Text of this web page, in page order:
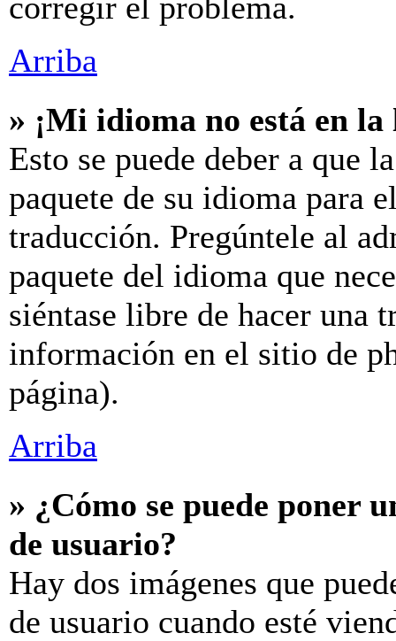
Arriba
» ¡Mi idioma no está en
Esto se puede deber a que
paquete de su idioma para
traducción. Pregúntele al
paquete del idioma que
siéntase libre de hacer una
información en el sitio de
página).
Arriba
» ¿Cómo se puede poner
de usuario?
Hay dos imágenes que
de usuario cuando esté